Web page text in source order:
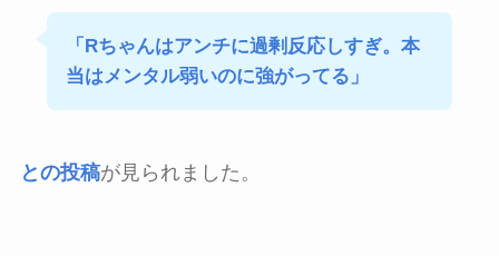
「Rちゃんはアンチに過剰反応しすぎ。本
当はメンタル弱いのに強がってる」
との投稿が見られました。